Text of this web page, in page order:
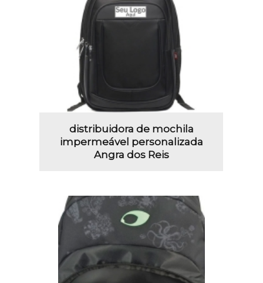
distribuidora de mochila
impermeável personalizada
Angra dos Reis